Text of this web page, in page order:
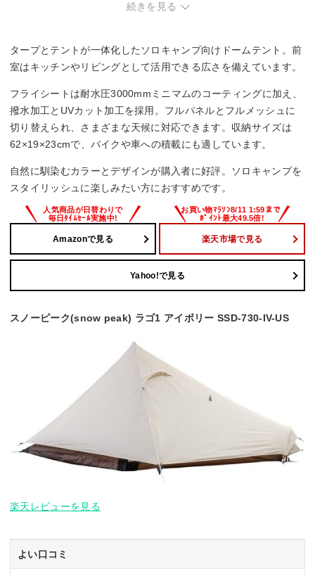
続きを見る
タープとテントが一体化したソロキャンプ向けドームテント。前
室はキッチンやリビングとして活用できる広さを備えています。
フライシートは耐水圧3000mmミニマムのコーティングに加え、
撥水加工とUVカット加工を採用。フルパネルとフルメッシュに
切り替えられ、さまざまな天候に対応できます。収納サイズは
62×19×23cmで、バイクや車への積載にも適しています。
自然に馴染むカラーとデザインが購入者に好評。ソロキャンプを
スタイリッシュに楽しみたい方におすすめです。
Amazonで見る 楽天市場で見る
Yahoo!で見る
スノーピーク(snow peak) ラゴ1 アイボリー SSD-730-IV-US
楽天レビューを見る
よい口コミ